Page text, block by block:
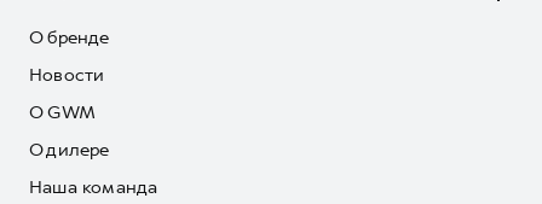
О бренде
Новости
О GWM
О дилере
Наша команда